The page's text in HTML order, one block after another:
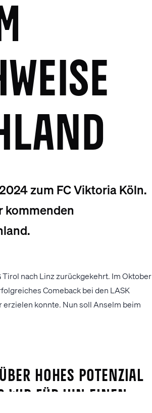
zum FC Viktoria Köln.
kommenden
nach Linz zurückgekehrt. Im Oktober
Comeback bei den LASK
konnte. Nun soll Anselm beim
hohes Potenzial
wir für ihn einen